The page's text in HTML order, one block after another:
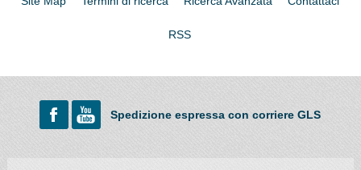
RSS
Spedizione espressa con corriere GLS